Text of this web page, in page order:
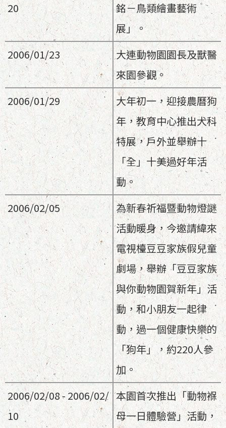
20
銘－鳥類繪畫藝術
展」。
2006/01/23
大連動物園園長及獸醫
來園參觀。
2006/01/29
大年初一，迎接農曆狗
年，教育中心推出犬科
特展，戶外並舉辦十
「全」十美過好年活
動。
2006/02/05
為新春祈福暨動物燈謎
活動暖身，今邀請緯來
電視檯豆豆家族假兒童
劇場，舉辦「豆豆家族
與你動物園賀新年」活
動，和小朋友一起律
動，過一個健康快樂的
「狗年」，約220人參
加。
2006/02/08 - 2006/02/
10
本園首次推出「動物褓
母一日體驗營」活動，